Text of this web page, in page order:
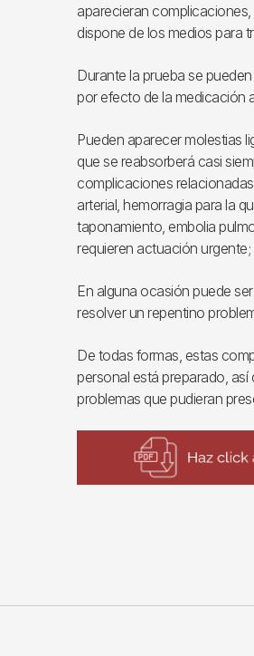
aparecieran
dispone de los medios para
Durante la prueba se
por efecto de la medicación
Pueden aparecer molestias
que se reabsorberá casi
complicaciones
arterial, hemorragia para la
taponamiento, embolia
requieren actuación
En alguna ocasión puede
resolver un repentino
De todas formas, estas
personal está preparado,
problemas que pudieran